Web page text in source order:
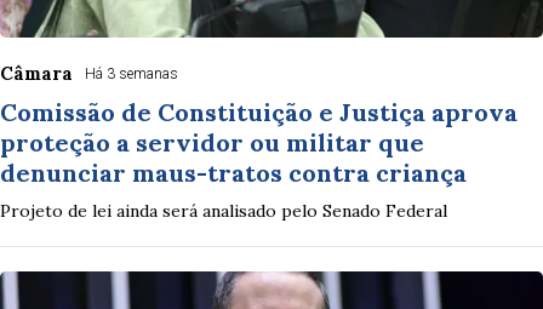
Câmara Há 3 semanas
Comissão de Constituição e Justiça aprova
proteção a servidor ou militar que
denunciar maus-tratos contra criança
Projeto de lei ainda será analisado pelo Senado Federal